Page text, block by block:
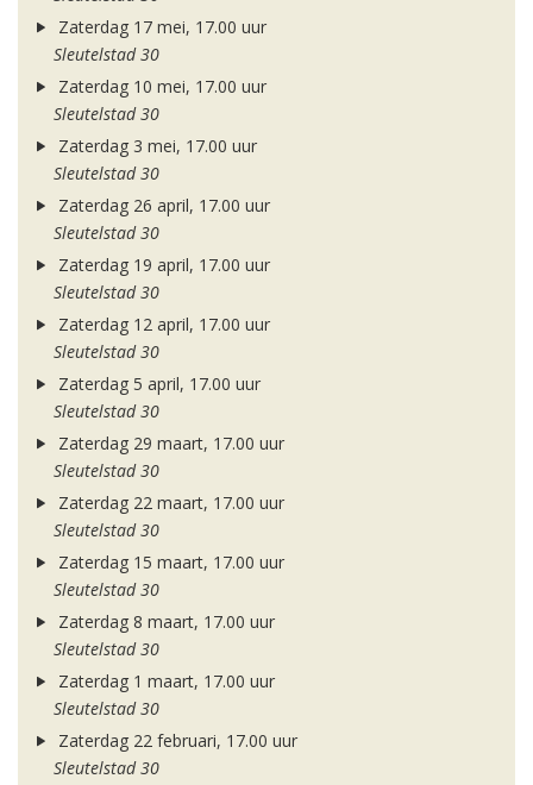
Zaterdag 17 mei, 17.00 uur
Sleutelstad 30
Zaterdag 10 mei, 17.00 uur
Sleutelstad 30
Zaterdag 3 mei, 17.00 uur
Sleutelstad 30
Zaterdag 26 april, 17.00 uur
Sleutelstad 30
Zaterdag 19 april, 17.00 uur
Sleutelstad 30
Zaterdag 12 april, 17.00 uur
Sleutelstad 30
Zaterdag 5 april, 17.00 uur
Sleutelstad 30
Zaterdag 29 maart, 17.00 uur
Sleutelstad 30
Zaterdag 22 maart, 17.00 uur
Sleutelstad 30
Zaterdag 15 maart, 17.00 uur
Sleutelstad 30
Zaterdag 8 maart, 17.00 uur
Sleutelstad 30
Zaterdag 1 maart, 17.00 uur
Sleutelstad 30
Zaterdag 22 februari, 17.00 uur
Sleutelstad 30